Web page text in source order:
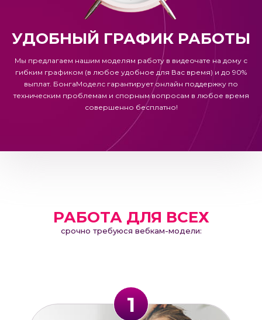
УДОБНЫЙ ГРАФИК РАБОТЫ
Мы предлагаем нашим моделям работу в видеочате на дому с
гибким графиком (в любое удобное для Вас время) и до 90%
выплат. БонгаМоделс гарантирует онлайн поддержку по
техническим проблемам и спорным вопросам в любое время
совершенно бесплатно!
РАБОТА ДЛЯ ВСЕХ
срочно требуюся вебкам-модели:
1